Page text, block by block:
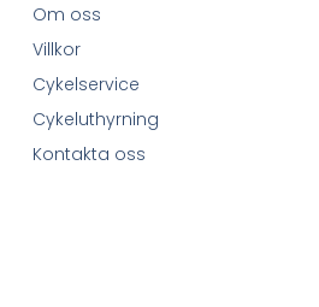
Om oss
Villkor
Cykelservice
Cykeluthyrning
Kontakta oss